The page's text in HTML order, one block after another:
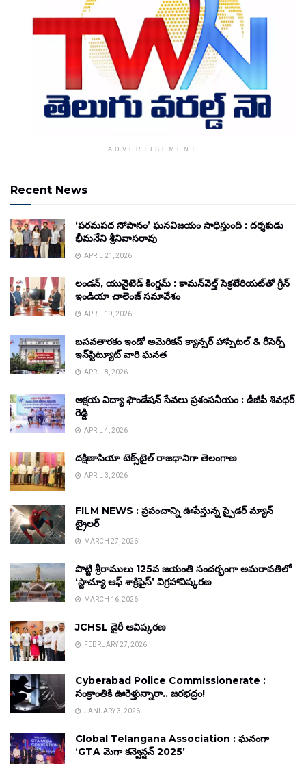
ADVERTISEMENT
Recent News
‘పరమపద సోపానం’ ఘనవిజయం సాధిస్తుంది : దర్శకుడు
భీమనేని శ్రీనివాసరావు
APRIL 21, 2026
లండన్, యునైటెడ్ కింగ్డమ్ : కామన్‌వెల్త్ సెక్రటేరియట్‌తో గ్రీన్
ఇండియా చాలెంజ్ సమావేశం
APRIL 19, 2026
బసవతారకం ఇండో అమెరికన్ క్యాన్సర్ హాస్పిటల్ & రీసెర్చ్
ఇన్‌స్టిట్యూట్ వారి ఘనత
APRIL 8, 2026
అక్షయ విద్యా ఫౌండేషన్ సేవలు ప్రశంసనీయం : డీజీపీ శివధర్
రెడ్డి
APRIL 4, 2026
దక్షిణాసియా టెక్స్‌టైల్ రాజధానిగా తెలంగాణ
APRIL 3, 2026
FILM NEWS : ప్రపంచాన్ని ఊపేస్తున్న స్పైడర్ మ్యాన్
ట్రైలర్
MARCH 27, 2026
పొట్టి శ్రీరాములు 125వ జయంతి సందర్భంగా అమరావతిలో
‘స్టాచ్యూ ఆఫ్ శాక్రిఫైస్’ విగ్రహావిష్కరణ
MARCH 16, 2026
JCHSL డైరీ ఆవిష్కరణ
FEBRUARY 27, 2026
Cyberabad Police Commissionerate :
సంక్రాంతికి ఊరెళ్తున్నారా.. జరభద్రం!
JANUARY 3, 2026
Global Telangana Association : ఘనంగా
‘GTA మెగా కన్వెన్షన్ 2025’